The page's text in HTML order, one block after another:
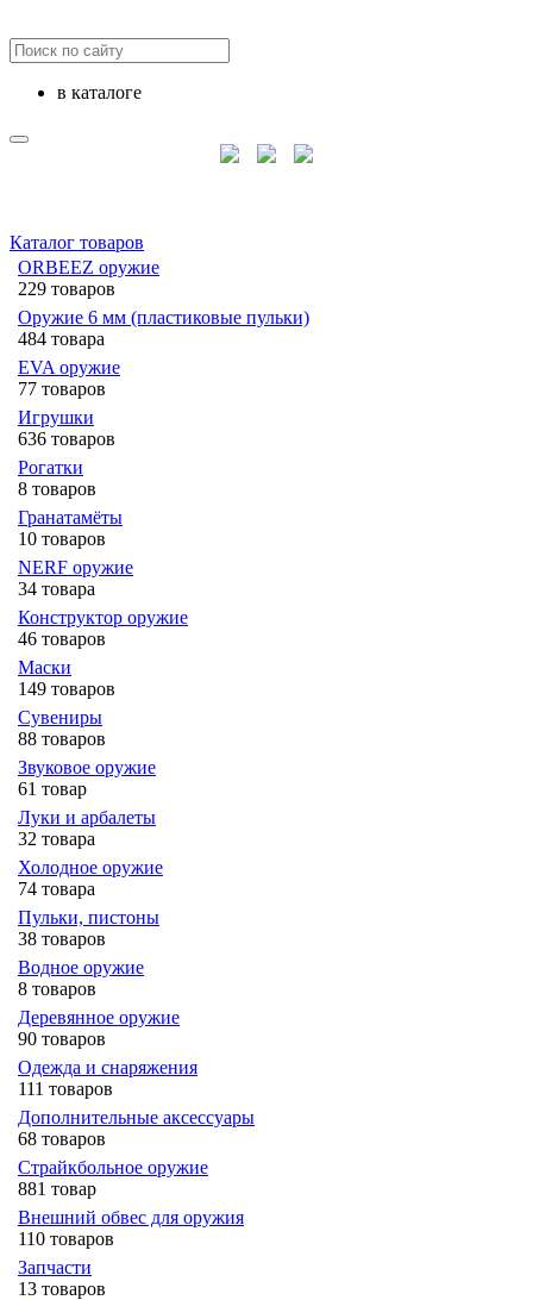
в каталоге
Каталог товаров
ORBEEZ оружие
229 товаров
Оружие 6 мм (пластиковые пульки)
484 товара
EVA оружие
77 товаров
Игрушки
636 товаров
Рогатки
8 товаров
Гранатамёты
10 товаров
NERF оружие
34 товара
Конструктор оружие
46 товаров
Маски
149 товаров
Сувениры
88 товаров
Звуковое оружие
61 товар
Луки и арбалеты
32 товара
Холодное оружие
74 товара
Пульки, пистоны
38 товаров
Водное оружие
8 товаров
Деревянное оружие
90 товаров
Одежда и снаряжения
111 товаров
Дополнительные аксессуары
68 товаров
Страйкбольное оружие
881 товар
Внешний обвес для оружия
110 товаров
Запчасти
13 товаров